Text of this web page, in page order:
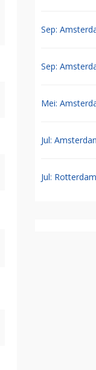
Sep:
Sep:
Mei:
Jul:
Jul: